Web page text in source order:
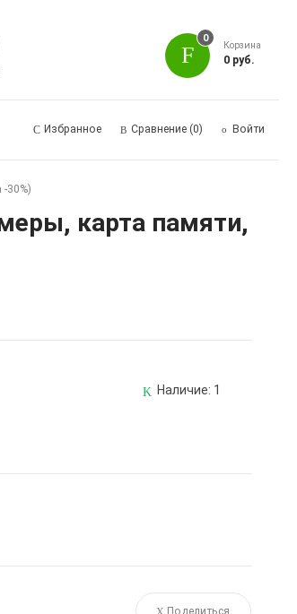
0
Корзина
0 руб.
Избранное Сравнение (0) Войти
30%)
карта памяти,
Наличие: 1
Поделиться